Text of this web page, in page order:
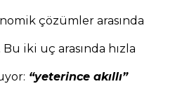
çözümler arasında
iki uç arasında hızla
“yeterince akıllı”